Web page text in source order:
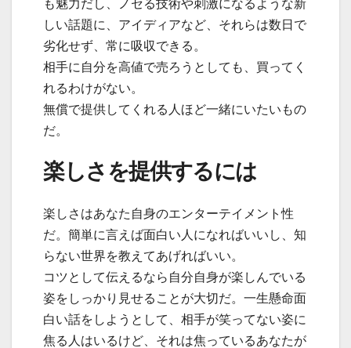
も魅力だし、ノセる技術や刺激になるような新
しい話題に、アイディアなど、それらは数日で
劣化せず、常に吸収できる。
相手に自分を高値で売ろうとしても、買ってく
れるわけがない。
無償で提供してくれる人ほど一緒にいたいもの
だ。
楽しさを提供するには
楽しさはあなた自身のエンターテイメント性
だ。簡単に言えば面白い人になればいいし、知
らない世界を教えてあげればいい。
コツとして伝えるなら自分自身が楽しんでいる
姿をしっかり見せることが大切だ。一生懸命面
白い話をしようとして、相手が笑ってない姿に
焦る人はいるけど、それは焦っているあなたが